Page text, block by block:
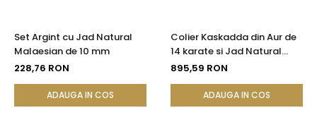
Set Argint cu Jad Natural
Malaesian de 10 mm
228,76 RON
ADAUGA IN COS
Colier Kaskadda din Aur de
14 karate si Jad Natural
Malaesian de 8 mm
895,59 RON
ADAUGA IN COS